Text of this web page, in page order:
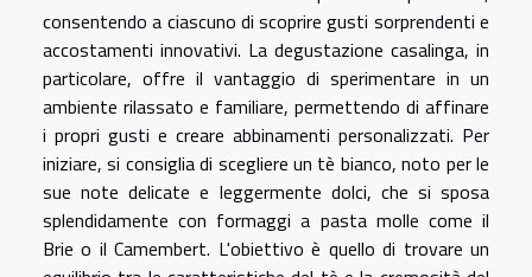
consentendo a ciascuno di scoprire gusti sorprendenti e
accostamenti innovativi. La degustazione casalinga, in
particolare, offre il vantaggio di sperimentare in un
ambiente rilassato e familiare, permettendo di affinare
i propri gusti e creare abbinamenti personalizzati. Per
iniziare, si consiglia di scegliere un tè bianco, noto per le
sue note delicate e leggermente dolci, che si sposa
splendidamente con formaggi a pasta molle come il
Brie o il Camembert. L'obiettivo è quello di trovare un